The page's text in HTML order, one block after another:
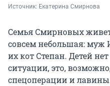
Источник: Екатерина Смирнова
Семья Смирновых
совсем небольшая: муж
их кот Степан. Детей
ситуации, это,
спецоперации и